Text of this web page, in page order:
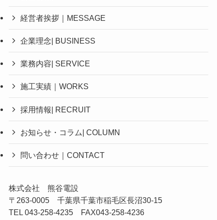
経営者挨拶｜MESSAGE
企業理念| BUSINESS
業務内容| SERVICE
施工実績｜WORKS
採用情報| RECRUIT
お知らせ・コラム| COLUMN
問い合わせ｜CONTACT
株式会社 熊谷電設
〒263-0005 千葉県千葉市稲毛区長沼30-15
TEL 043-258-4235 FAX043-258-4236